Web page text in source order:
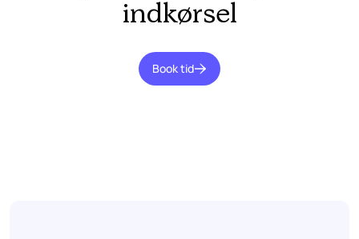
indkørsel
Book tid